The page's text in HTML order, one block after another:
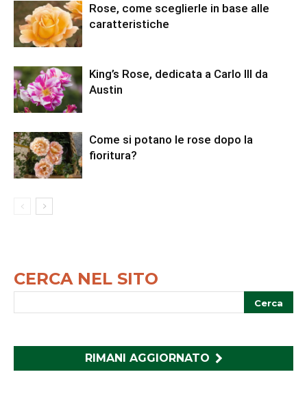
Rose, come sceglierle in base alle
caratteristiche
King’s Rose, dedicata a Carlo III da
Austin
Come si potano le rose dopo la
fioritura?
CERCA NEL SITO
RIMANI AGGIORNATO